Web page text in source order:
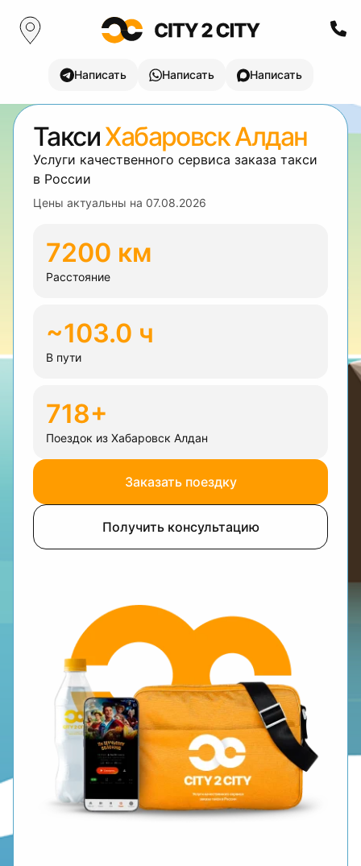
Написать Написать Написать
ТаксиХабаровск Алдан
Услуги качественного сервиса заказа такси
в России
Цены актуальны на 07.08.2026
7200 км
Расстояние
~103.0 ч
В пути
718+
Поездок из Хабаровск Алдан
Заказать поездку
Получить консультацию